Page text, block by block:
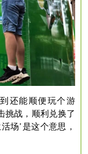
还能顺便玩个游
挑战，顺利兑换了
场’是这个意思，